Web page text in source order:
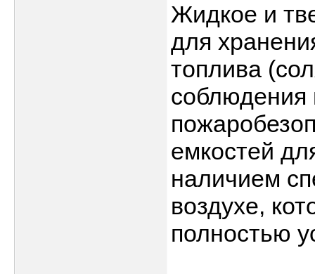
Жидкое и
для
топлива
соблюдения
емкостей
наличием
воздухе,
полностью